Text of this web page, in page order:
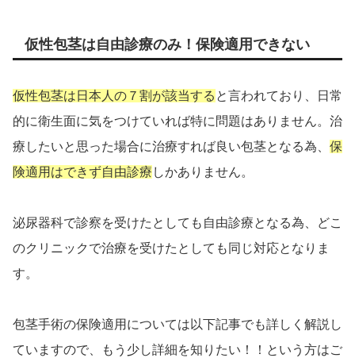
仮性包茎は自由診療のみ！保険適用できない
仮性包茎は日本人の７割が該当する と言われており、日常
的に衛生面に気をつけていれば特に問題はありません。治
療したいと思った場合に治療すれば良い包茎となる為、 保
険適用はできず自由診療 しかありません。
泌尿器科で診察を受けたとしても自由診療となる為、どこ
のクリニックで治療を受けたとしても同じ対応となりま
す。
包茎手術の保険適用については以下記事でも詳しく解説し
ていますので、もう少し詳細を知りたい！！という方はご